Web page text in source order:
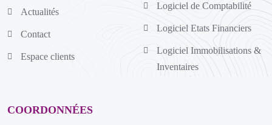
Actualités
Contact
Espace clients
Logiciel de Comptabilité
Logiciel Etats Financiers
Logiciel Immobilisations &
Inventaires
COORDONNÉES